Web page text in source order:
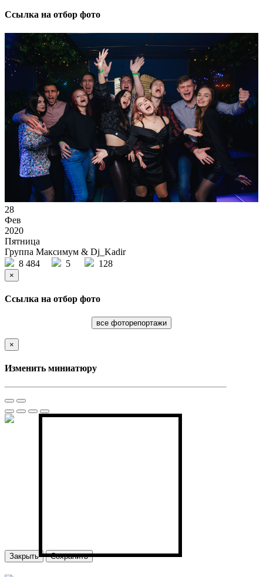
Ссылка на отбор фото
28
Фев
2020
Пятница
Группа Максимум & Dj_Kadir
8 484
5 128
×
Ссылка на отбор фото
все фоторепортажи
×
Изменить миниатюру
Закрыть Сохранить